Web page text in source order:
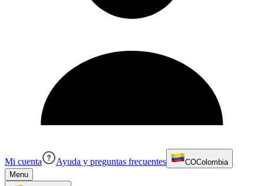
Mi cuenta Ayuda y preguntas frecuentes COColombia
Menu